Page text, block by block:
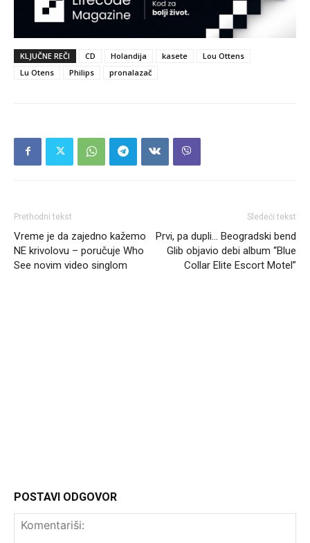
KLJUČNE REČI CD Holandija kasete
Lou Ottens
Lu Otens
Philips pronalazač
Prethodni tekst
Vreme je da zajedno kažemo
NE krivolovu – poručuje Who
See novim video singlom
Sledeći tekst
Prvi, pa dupli… Beogradski bend
Glib objavio debi album “Blue
Collar Elite Escort Motel”
POSTAVI ODGOVOR